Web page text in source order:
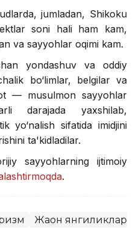
jumladan, Shikoku
soni hali ham kam,
va sayyohlar oqimi kam.
yondashuv va oddiy
bo‘limlar, belgilar va
— musulmon sayyohlar
darajada yaxshilab,
yo‘nalish sifatida imidjini
ta'kidladilar.
sayyohlarning ijtimoiy
.
Жаҳон янгиликлари